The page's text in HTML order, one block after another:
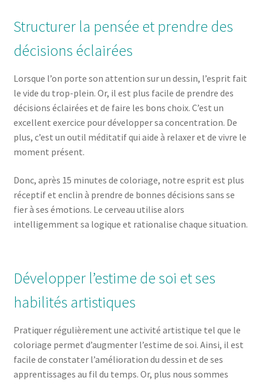
Structurer la pensée et prendre des
décisions éclairées
Lorsque l’on porte son attention sur un dessin, l’esprit fait
le vide du trop-plein. Or, il est plus facile de prendre des
décisions éclairées et de faire les bons choix. C’est un
excellent exercice pour développer sa concentration. De
plus, c’est un outil méditatif qui aide à relaxer et de vivre le
moment présent.
Donc, après 15 minutes de coloriage, notre esprit est plus
réceptif et enclin à prendre de bonnes décisions sans se
fier à ses émotions. Le cerveau utilise alors
intelligemment sa logique et rationalise chaque situation.
Développer l’estime de soi et ses
habilités artistiques
Pratiquer régulièrement une activité artistique tel que le
coloriage permet d’augmenter l’estime de soi. Ainsi, il est
facile de constater l’amélioration du dessin et de ses
apprentissages au fil du temps. Or, plus nous sommes